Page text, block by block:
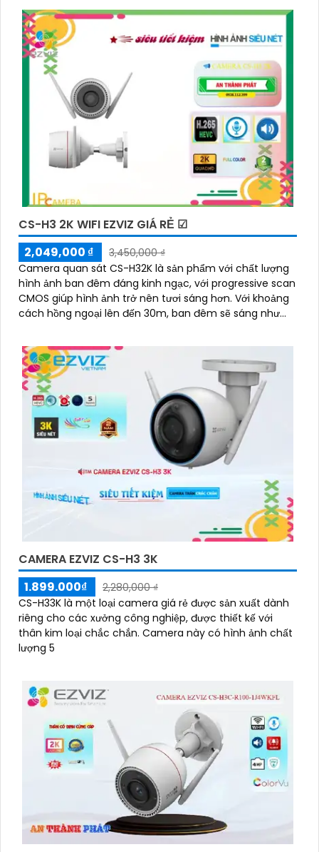
CS-H3 2K WIFI EZVIZ GIÁ RẺ ☑
2,049,000 ₫
3,450,000 ₫
Camera quan sát CS-H32K là sản phẩm với chất lượng
hình ảnh ban đêm đáng kinh ngạc, với progressive scan
CMOS giúp hình ảnh trở nên tươi sáng hơn. Với khoảng
cách hồng ngoại lên đến 30m, ban đêm sẽ sáng như
CAMERA EZVIZ CS-H3 3K
1.899.000₫
2,280,000 ₫
CS-H33K là một loại camera giá rẻ được sản xuất dành
riêng cho các xưởng công nghiệp, được thiết kế với
thân kim loại chắc chắn. Camera này có hình ảnh chất
lượng 5